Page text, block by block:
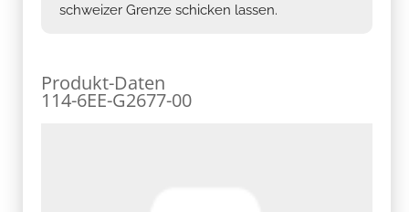
schweizer Grenze schicken lassen.
Produkt-Daten
114-6EE-G2677-00